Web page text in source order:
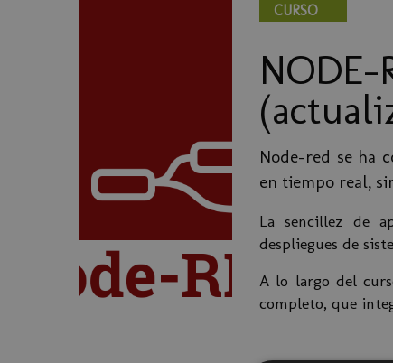
CURSO
Node-red se ha
en tiempo real,
La sencillez de
despliegues de
A lo largo del
completo, que